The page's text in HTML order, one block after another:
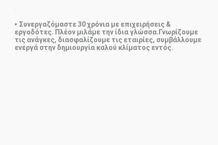
• Συνεργαζόμαστε 30 χρόνια με επιχειρήσεις &
εργοδότες. Πλέον μιλάμε την ίδια γλώσσα.Γνωρίζουμε
τις ανάγκες, διασφαλίζουμε τις εταιρίες, συμβάλλουμε
ενεργά στην δημιουργία καλού κλίματος εντός.